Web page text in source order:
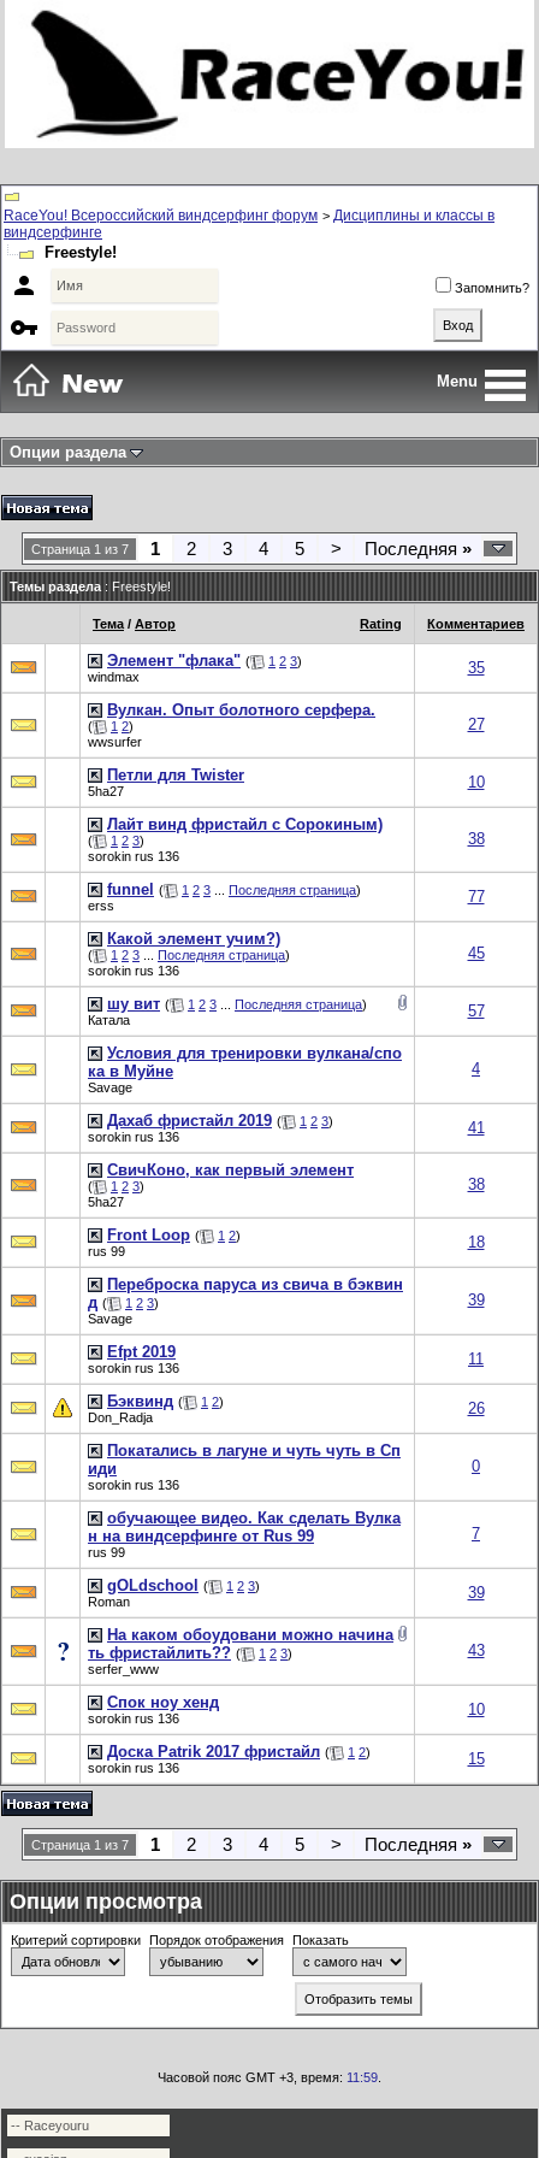
RaceYou! Всероссийский виндсерфинг форум > Дисциплины и классы в
виндсерфинге
Freestyle!
 Запомнить?

Menu
Опции раздела
Страница 1 из 7 1 2 3 4 5 > Последняя »
Темы раздела : Freestyle!
Rating
Тема / Автор Комментариев
Элемент "флака" ( 1 2 3)
windmax
35
Вулкан. Опыт болотного серфера.
( 1 2)
wwsurfer
27
Петли для Twister
5ha27 10
Лайт винд фристайл с Сорокиным)
( 1 2 3)
sorokin rus 136
38
funnel ( 1 2 3 Последняя страница)
erss
77
Какой элемент учим?)
( 1 2 3 Последняя страница)
sorokin rus 136
45
шу вит ( 1 2 3 Последняя страница)
Катала
57
Условия для тренировки вулкана/спо
ка в Муйне
Savage
4
Дахаб фристайл 2019 ( 1 2 3)
sorokin rus 136
41
СвичКоно, как первый элемент
( 1 2 3)
5ha27
38
Front Loop ( 1 2)
rus 99
18
Переброска паруса из свича в бэквин
д ( 1 2 3)
Savage
39
Efpt 2019
sorokin rus 136 11
Бэквинд ( 1 2)
Don_Radja
26
Покатались в лагуне и чуть чуть в Сп
иди
sorokin rus 136
0
обучающее видео. Как сделать Вулка
н на виндсерфинге от Rus 99
rus 99
7
gOLdschool ( 1 2 3)
Roman
39
На каком обоудовани можно начина
ть фристайлить?? ( 1 2 3)
serfer_www
43
Спок ноу хенд
sorokin rus 136 10
Доска Patrik 2017 фристайл ( 1 2)
sorokin rus 136
15
Страница 1 из 7 1 2 3 4 5 > Последняя »
Опции просмотра
Критерий сортировки Порядок отображения Показать
Часовой пояс GMT +3, время: 11:59